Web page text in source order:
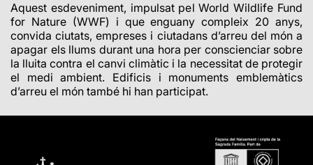
Aquest esdeveniment, impulsat pel World Wildlife Fund
for Nature (WWF) i que enguany compleix 20 anys,
convida ciutats, empreses i ciutadans d’arreu del món a
apagar els llums durant una hora per conscienciar sobre
la lluita contra el canvi climàtic i la necessitat de protegir
el medi ambient. Edificis i monuments emblemàtics
d’arreu el món també hi han participat.